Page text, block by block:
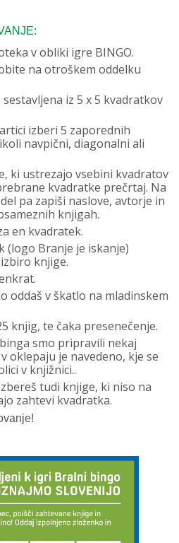
v obliki igre BINGO.
na otroškem oddelku
iz 5 x 5 kvadratkov
izberi 5 zaporednih
navpični, diagonalni ali
ki ustrezajo vsebini kvadratov
kvadratke prečrtaj. Na
pa zapiši naslove, avtorje in
knjigah.
en kvadratek.
(logo Branje je iskanje)
knjige.
oddaš v škatlo na mladinskem
knjig, te čaka presenečenje.
smo pripravili nekaj
oklepaju je navedeno, kje se
v knjižnici..
tudi knjige, ki niso na
zahtevi kvadratka.